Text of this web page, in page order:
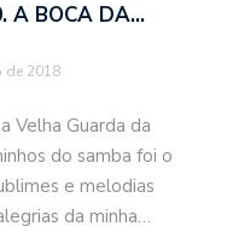
A BOCA DA…
de 2018
Velha Guarda da
do samba foi o
e melodias
da minha…